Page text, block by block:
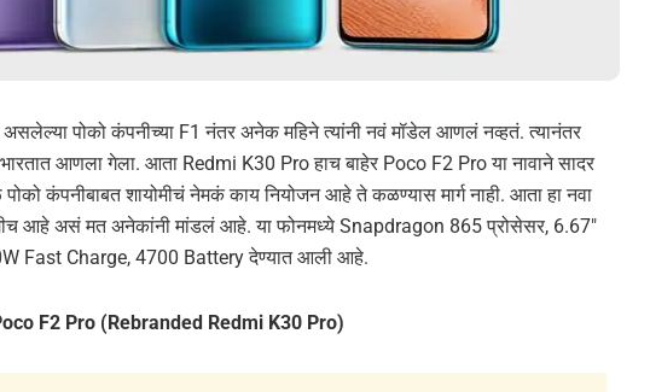
असलेल्या पोको कंपनीच्या F1 नंतर अनेक महिने त्यांनी नवं मॉडेल आणलं नव्हतं. त्यानंतर
आणला गेला. आता Redmi K30 Pro हाच बाहेर Poco F2 Pro या नावाने सादर
कंपनीबाबत शायोमीचं नेमकं काय नियोजन आहे ते कळण्यास मार्ग नाही. आता हा नवा
आहे असं मत अनेकांनी मांडलं आहे. या फोनमध्ये Snapdragon 865 प्रोसेसर, 6.67″
Fast Charge, 4700 Battery देण्यात आली आहे.
F2 Pro (Rebranded Redmi K30 Pro)